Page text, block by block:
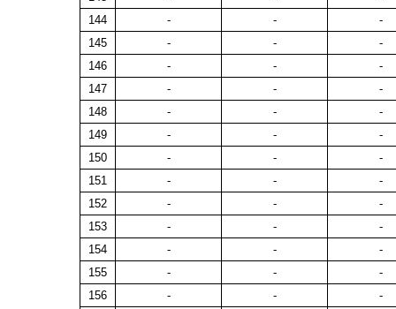
144
- -
-
145
- -
-
146
- -
-
147
- -
-
148
- -
-
149
- -
-
150
- -
-
151
- -
-
152
- -
-
153
- -
-
154
- -
-
155
- -
-
156
- -
-